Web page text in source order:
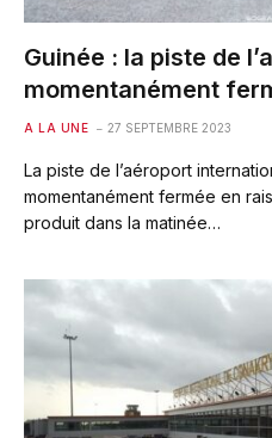
Guinée : la piste de
momentanément
A LA UNE 27 SEPTEMBRE 2023
La piste de l’aéroport
momentanément fermée en
produit dans la matinée…